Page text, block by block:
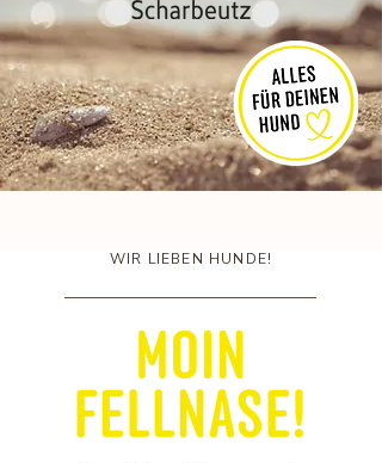
WIR LIEBEN HUNDE!